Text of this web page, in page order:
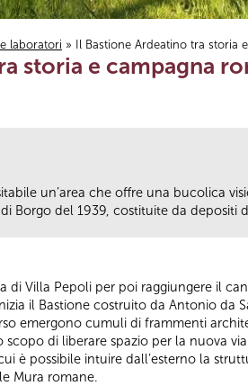
laboratori » Il Bastione Ardeatino tra storia
storia e campagna
un’area che offre una bucolica
Borgo del 1939, costituite da depositi
di Villa Pepoli per poi raggiungere il
il Bastione costruito da Antonio da
emergono cumuli di frammenti
di liberare spazio per la nuova
è possibile intuire dall’esterno la
Mura romane.